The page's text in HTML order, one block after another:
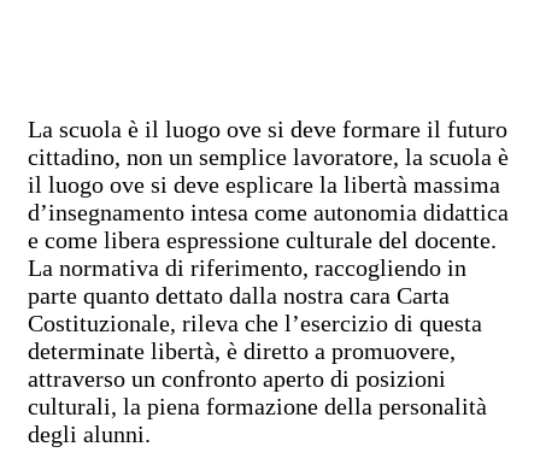
La scuola è il luogo ove si deve formare il futuro
cittadino, non un semplice lavoratore, la scuola è
il luogo ove si deve esplicare la libertà massima
d’insegnamento intesa come autonomia didattica
e come libera espressione culturale del docente.
La normativa di riferimento, raccogliendo in
parte quanto dettato dalla nostra cara Carta
Costituzionale, rileva che l’esercizio di questa
determinate libertà, è diretto a promuovere,
attraverso un confronto aperto di posizioni
culturali, la piena formazione della personalità
degli alunni.